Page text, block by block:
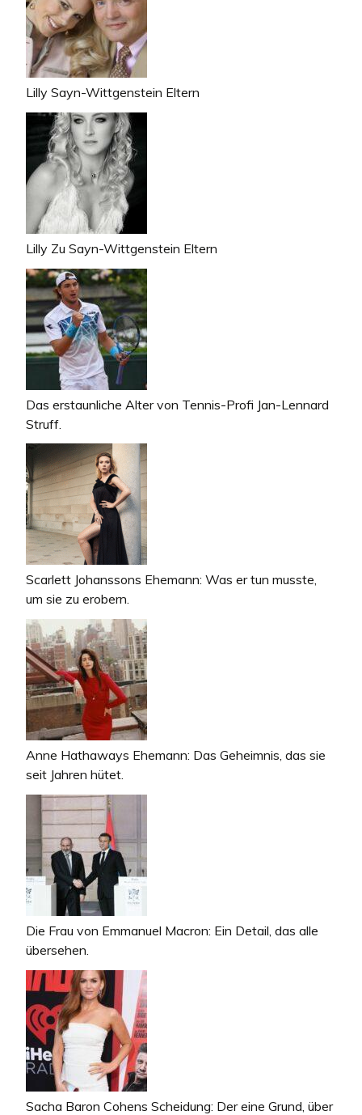
Lilly Sayn-Wittgenstein Eltern
Lilly Zu Sayn-Wittgenstein Eltern
Das erstaunliche Alter von Tennis-Profi Jan-Lennard
Struff.
Scarlett Johanssons Ehemann: Was er tun musste,
um sie zu erobern.
Anne Hathaways Ehemann: Das Geheimnis, das sie
seit Jahren hütet.
Die Frau von Emmanuel Macron: Ein Detail, das alle
übersehen.
Sacha Baron Cohens Scheidung: Der eine Grund, über